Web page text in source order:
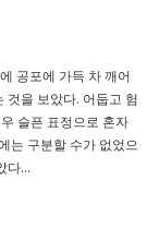
공포에 가득 차 깨어
것을 보았다. 어둡고 험
슬픈 표정으로 혼자
는 구분할 수가 없었으
다...